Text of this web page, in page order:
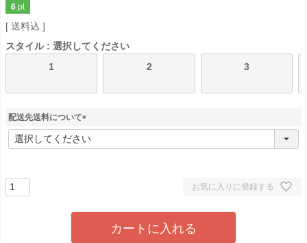
6 pt
送料込
スタイル
選択してください
1
2 3
配送先送料について
(
必
お気に入りに登録する
カートに入れる